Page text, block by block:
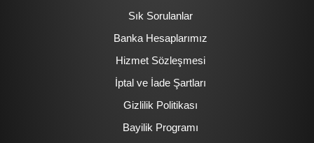
Sık Sorulanlar
Banka Hesaplarımız
Hizmet Sözleşmesi
İptal ve İade Şartları
Gizlilik Politikası
Bayilik Programı